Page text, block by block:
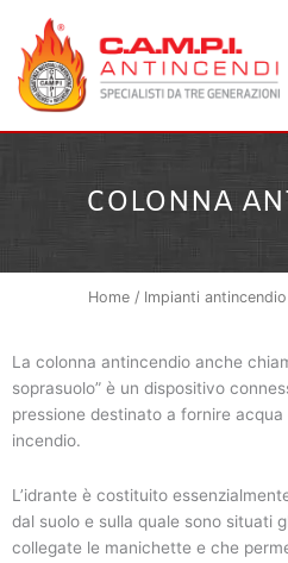
contenuto
COLONNA
Home/ Impianti antincendio
La colonna antincendio anche
soprasuolo” è un dispositivo
pressione destinato a fornire
incendio.
L’idrante è costituito
dal suolo e sulla quale sono situati
collegate le manichette e che